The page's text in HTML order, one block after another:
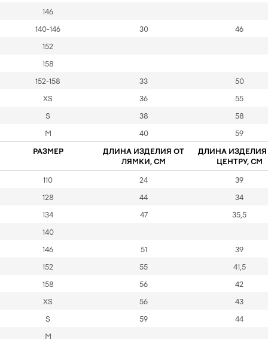
146
140-146 30 46
152
158
152-158 33 50
XS 36 55
S 38 58
M 40 59
РАЗМЕР
ДЛИНА ИЗДЕЛИЯ ОТ
ЛЯМКИ, СМ
ДЛИНА
ЦЕНТРУ, СМ
110 24 39
128 44 34
134 47 35,5
140
146 51 39
152 55 41,5
158 56 42
XS 56 43
S 59 44
M